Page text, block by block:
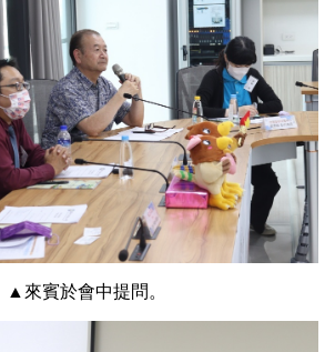
▲來賓於會中提問。